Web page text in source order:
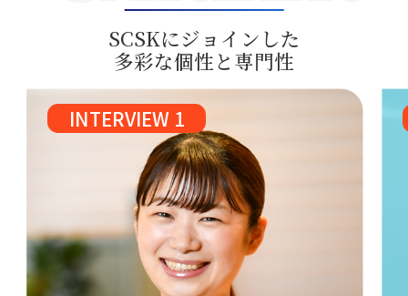
SCSKにジョインした
多彩な個性と専門性
INTERVIEW 1